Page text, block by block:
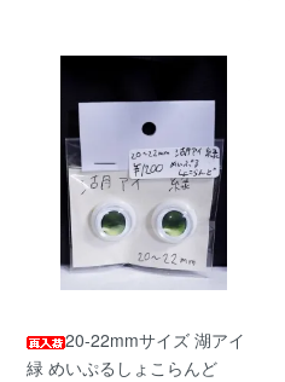
20-22mmサイズ 湖アイ
緑 めいぷるしょこらんど